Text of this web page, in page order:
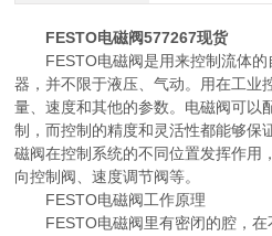
FESTO电磁阀577267现货
FESTO电磁阀是用来控制流体的
器，并不限于液压、气动。用在工业
量、速度和其他的参数。电磁阀可以
制，而控制的精度和灵活性都能够保
磁阀在控制系统的不同位置发挥作用
向控制阀、速度调节阀等。
FESTO电磁阀工作原理
FESTO电磁阀里有密闭的腔，在